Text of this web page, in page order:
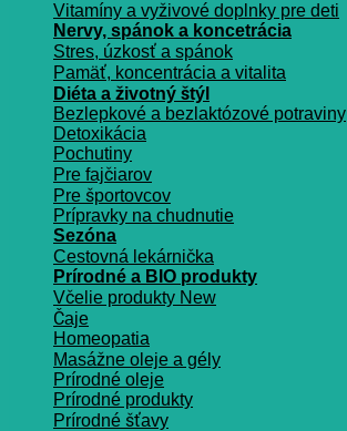
Vitamíny a vyživové doplnky pre deti
Nervy, spánok a koncetrácia
Stres, úzkosť a spánok
Pamäť, koncentrácia a vitalita
Diéta a životný štýl
Bezlepkové a bezlaktózové potraviny
Detoxikácia
Pochutiny
Pre fajčiarov
Pre športovcov
Prípravky na chudnutie
Sezóna
Cestovná lekárnička
Prírodné a BIO produkty
Včelie produkty
Čaje
Homeopatia
Masážne oleje a gély
Prírodné oleje
Prírodné produkty
Prírodné šťavy